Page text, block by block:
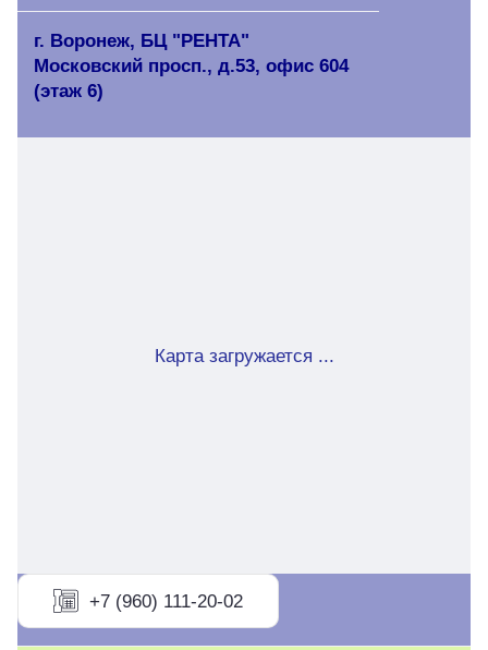
г. Воронеж, БЦ "РЕНТА"
Московский просп., д.53, офис 604
(этаж 6)
Карта загружается ...
+7 (960) 111-20-02